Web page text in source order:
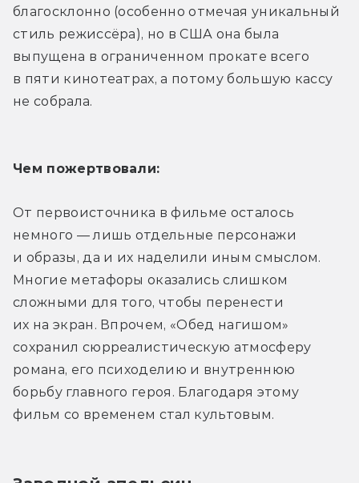
благосклонно (особенно отмечая уникальный
стиль режиссёра), но в США она была
выпущена в ограниченном прокате всего
в пяти кинотеатрах, а потому большую кассу
не собрала.
Чем пожертвовали:
От первоисточника в фильме осталось
немного — лишь отдельные персонажи
и образы, да и их наделили иным смыслом.
Многие метафоры оказались слишком
сложными для того, чтобы перенести
их на экран. Впрочем, «Обед нагишом»
сохранил сюрреалистическую атмосферу
романа, его психоделию и внутреннюю
борьбу главного героя. Благодаря этому
фильм со временем стал культовым.